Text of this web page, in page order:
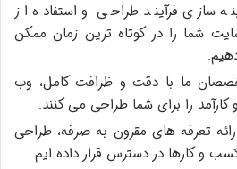
سازی فرآیند طراحی و استفاده از
شما را در کوتاه ترین زمان ممکن
ما با دقت و ظرافت کامل، وب
کارآمد را برای شما طراحی می کنند.
تعرفه های مقرون به صرفه، طراحی
و کارها در دسترس قرار داده ایم.